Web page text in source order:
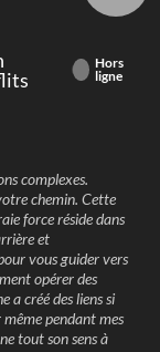
Hors
ligne
complexes.
chemin. Cette
force réside dans
et
vous guider vers
opérer des
a créé des liens si
pendant mes
tout son sens à